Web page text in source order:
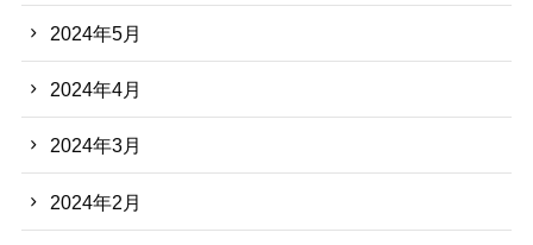
2024年5月
2024年4月
2024年3月
2024年2月